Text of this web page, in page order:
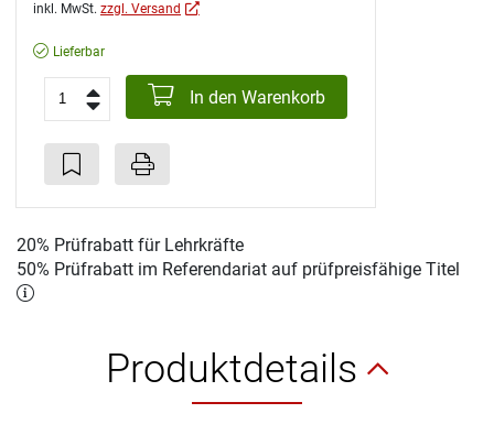
inkl. MwSt. zzgl. Versand
Lieferbar
In den Warenkorb
20% Prüfrabatt für Lehrkräfte
50% Prüfrabatt im Referendariat auf prüfpreisfähige Titel
Produktdetails